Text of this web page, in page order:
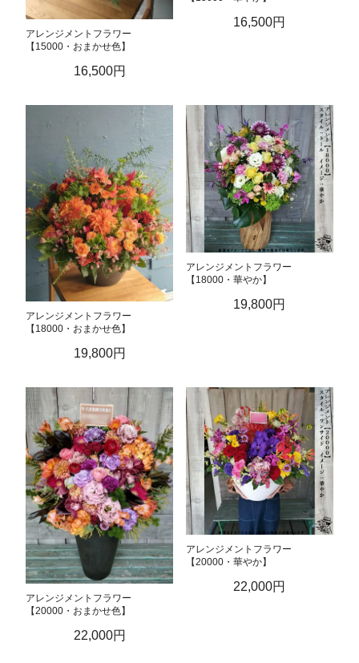
アレンジメントフラワー
【15000・おまかせ色】
16,500円
16,500円
アレンジメントフラワー
【18000・おまかせ色】
19,800円
アレンジメントフラワー
【18000・華やか】
19,800円
アレンジメントフラワー
【20000・おまかせ色】
22,000円
アレンジメントフラワー
【20000・華やか】
22,000円